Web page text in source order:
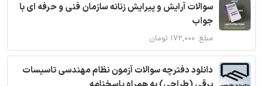
سوالات آرایش و پیرایش زنانه سازمان فنی و حرفه ای با
جواب
مبلغ: ۱۷۲,۰۰۰ تومان
دانلود دفترچه سوالات آزمون نظام مهندسی تاسیسات